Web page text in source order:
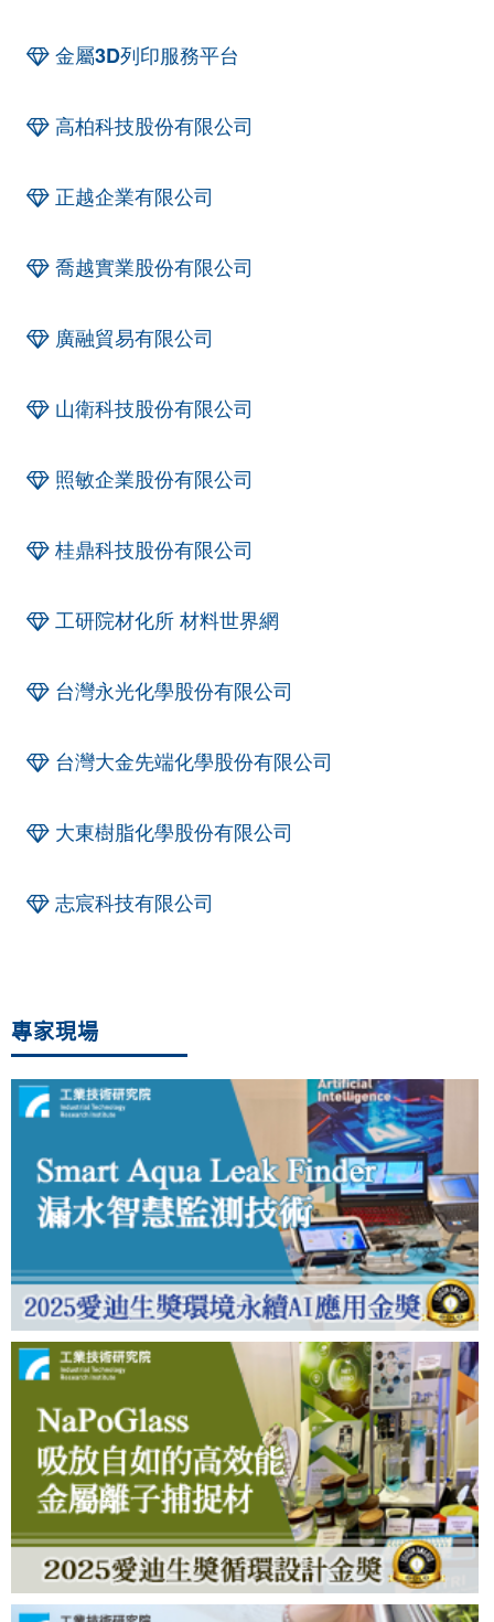
金屬3D列印服務平台
高柏科技股份有限公司
正越企業有限公司
喬越實業股份有限公司
廣融貿易有限公司
山衛科技股份有限公司
照敏企業股份有限公司
桂鼎科技股份有限公司
工研院材化所 材料世界網
台灣永光化學股份有限公司
台灣大金先端化學股份有限公司
大東樹脂化學股份有限公司
志宸科技有限公司
專家現場